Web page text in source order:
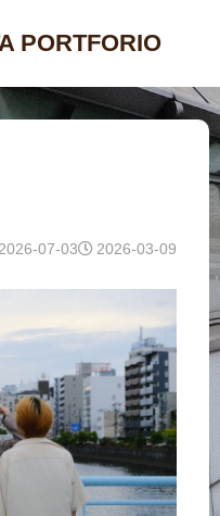
PORTFORIO
2026-03-09
2026-07-03